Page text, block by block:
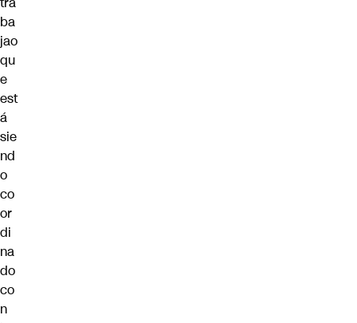
ba
jao
qu
e
est
á
sie
nd
o
co
or
di
na
do
co
n